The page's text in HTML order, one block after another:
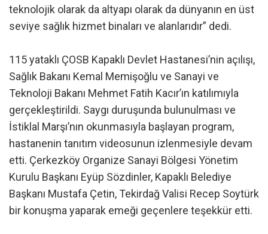
teknolojik olarak da altyapı olarak da dünyanın en üst
seviye sağlık hizmet binaları ve alanlarıdır” dedi.
115 yataklı ÇOSB Kapaklı Devlet Hastanesi’nin açılışı,
Sağlık Bakanı Kemal Memişoğlu ve Sanayi ve
Teknoloji Bakanı Mehmet Fatih Kacır’ın katılımıyla
gerçekleştirildi. Saygı duruşunda bulunulması ve
İstiklal Marşı’nın okunmasıyla başlayan program,
hastanenin tanıtım videosunun izlenmesiyle devam
etti. Çerkezköy Organize Sanayi Bölgesi Yönetim
Kurulu Başkanı Eyüp Sözdinler, Kapaklı Belediye
Başkanı Mustafa Çetin, Tekirdağ Valisi Recep Soytürk
bir konuşma yaparak emeği geçenlere teşekkür etti.